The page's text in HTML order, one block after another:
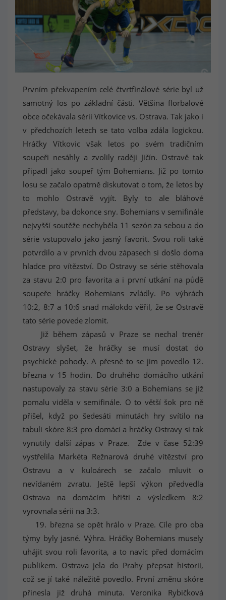
Prvním překvapením celé čtvrtfinálové série byl už
samotný los po základní části. Většina florbalové
obce očekávala sérii Vítkovice vs. Ostrava. Tak jako i
v předchozích letech se tato volba zdála logickou.
Hráčky Vítkovic však letos po svém tradičním
soupeři nesáhly a zvolily raději Jičín. Ostravě tak
připadl jako soupeř tým Bohemians. Již po tomto
losu se začalo opatrně diskutovat o tom, že letos by
to mohlo Ostravě vyjít. Byly to ale bláhové
představy, ba dokonce sny. Bohemians v semifinále
nejvyšší soutěže nechyběla 11 sezón za sebou a do
série vstupovalo jako jasný favorit. Svou roli také
potvrdilo a v prvních dvou zápasech si došlo doma
hladce pro vítězství. Do Ostravy se série stěhovala
za stavu 2:0 pro favorita a i první utkání na půdě
soupeře hráčky Bohemians zvládly. Po výhrách
10:2, 8:7 a 10:6 snad málokdo věřil, že se Ostravě
tato série povede zlomit.
Již během zápasů v Praze se nechal trenér
Ostravy slyšet, že hráčky se musí dostat do
psychické pohody. A přesně to se jim povedlo 12.
března v 15 hodin. Do druhého domácího utkání
nastupovaly za stavu série 3:0 a Bohemians se již
pomalu viděla v semifinále. O to větší šok pro ně
přišel, když po šedesáti minutách hry svítilo na
tabuli skóre 8:3 pro domácí a hráčky Ostravy si tak
vynutily další zápas v Praze. Zde v čase 52:39
vystřelila Markéta Režnarová druhé vítězství pro
Ostravu a v kuloárech se začalo mluvit o
nevídaném zvratu. Ještě lepší výkon předvedla
Ostrava na domácím hřišti a výsledkem 8:2
vyrovnala sérii na 3:3.
19. března se opět hrálo v Praze. Cíle pro oba
týmy byly jasné. Výhra. Hráčky Bohemians musely
uhájit svou roli favorita, a to navíc před domácím
publikem. Ostrava jela do Prahy přepsat historii,
což se jí také náležitě povedlo. První změnu skóre
přinesla již druhá minuta. Veronika Rybičková